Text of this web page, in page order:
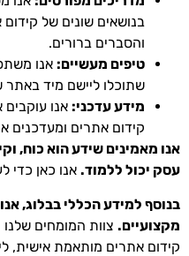
בנושאים שונים של
והסברים ברורים.
טיפים מעשיים: אנו
שתוכלו ליישם מיד
מידע עדכני: אנו
קידום אתרים ומעדכנים
אנו מאמינים שידע הוא כוח,
עסק יכול ללמוד. אנו כאן כדי
בנוסף למידע הכללי בבלוג,
מקצועיים. צוות המומחים
קידום אתרים מותאמת אישית,